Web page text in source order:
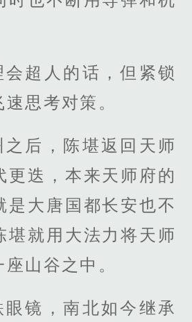
会超人的话，但紧锁
思考对策。
之后，陈堪返回天师
更迭，本来天师府的
是大唐国都长安也不
堪就用大法力将天师
山谷之中。
眼镜，南北如今继承